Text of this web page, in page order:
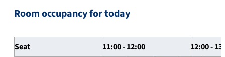
Room occupancy for today
Seat 11:00 - 12:00 12:00 -